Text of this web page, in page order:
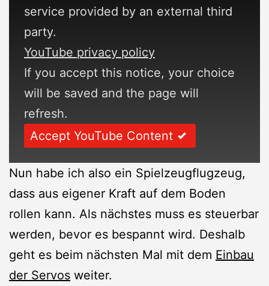
service provided by an external third
party.
YouTube privacy policy
If you accept this notice, your choice
will be saved and the page will
refresh.
Accept YouTube Content
Nun habe ich also ein Spielzeugflugzeug,
dass aus eigener Kraft auf dem Boden
rollen kann. Als nächstes muss es steuerbar
werden, bevor es bespannt wird. Deshalb
geht es beim nächsten Mal mit dem Einbau
der Servos weiter.